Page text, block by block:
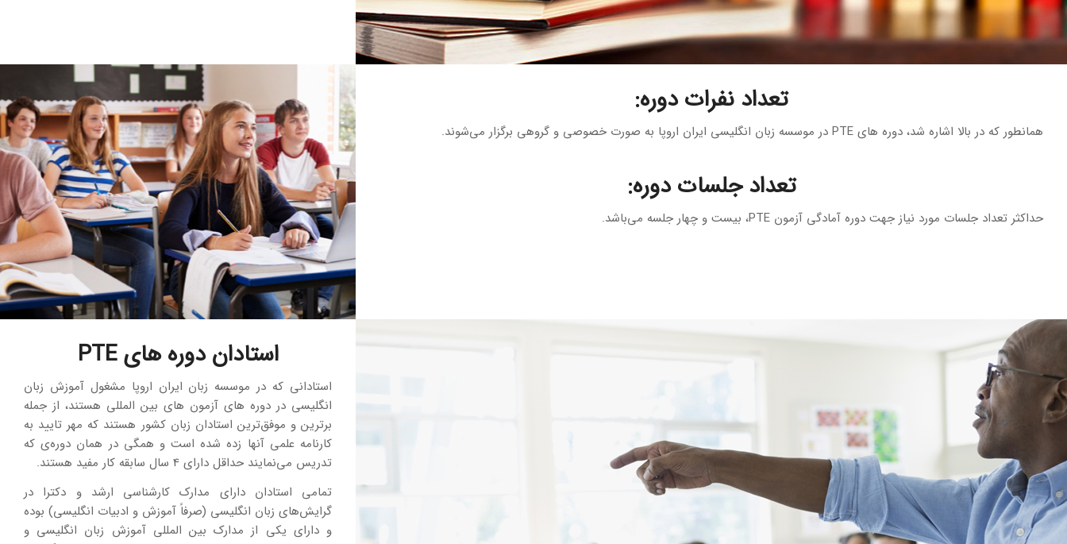
تعداد نفرات دوره:
همانطور که در بالا اشاره شد، دوره های PTE در موسسه زبان انگلیسی ایران اروپا به صورت خصوصی و گروهی برگزار می‌شوند.
تعداد جلسات دوره:
حداکثر تعداد جلسات مورد نیاز جهت دوره آمادگی آزمون PTE، بیست و چهار جلسه می‌باشد.
استادان دوره های PTE
استادانی که در موسسه زبان ایران اروپا مشغول آموزش زبان
انگلیسی در دوره های آزمون های بین المللی هستند، از جمله
برترین و موفق‌ترین استادان زبان کشور هستند که مهر تایید به
کارنامه علمی آنها زده شده است و همگی در همان دوره‌ی که
تدریس می‌نمایند حداقل دارای 4 سال سابقه کار مفید هستند.
تمامی استادان دارای مدارک کارشناسی ارشد و دکترا در
گرایش‌های زبان انگلیسی (صرفاً آموزش و ادبیات انگلیسی) بوده
و دارای یکی از مدارک بین المللی آموزش زبان انگلیسی و